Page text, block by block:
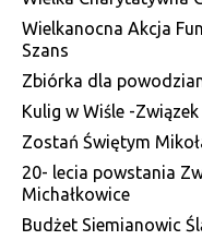
Wielkanocna Akcja
Szans
Zbiórka dla
Kulig w Wiśle -
Zostań Świętym
20- lecia powstania
Michałkowice
Budżet Siemianowic